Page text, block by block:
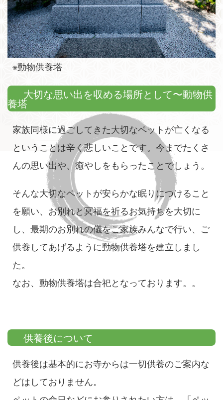
※動物供養塔
大切な思い出を収める場所として〜動物供
養塔
家族同様に過ごしてきた大切なペットが亡くなる
ということは辛く悲しいことです。今までたくさ
んの思い出や、癒やしをもらったことでしょう。
そんな大切なペットが安らかな眠りにつけること
を願い、お別れと冥福を祈るお気持ちを大切に
し、最期のお別れの儀をご家族みんなで行い、ご
供養してあげるように動物供養塔を建立しまし
た。
なお、動物供養塔は合祀となっております。。
供養後について
供養後は基本的にお寺からは一切供養のご案内な
どはしておりません。